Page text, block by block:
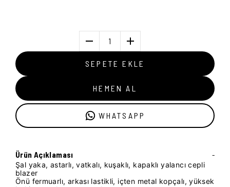
1
SEPETE EKLE
HEMEN AL
WHATSAPP
Ürün Açıklaması -
Şal yaka, astarlı, vatkalı, kuşaklı, kapaklı yalancı cepli
blazer
Önü fermuarlı, arkası lastikli, içten metal kopçalı, yüksek